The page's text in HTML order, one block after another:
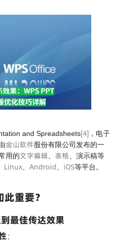
and Spreadsheets[4] ，电子
金山软件股份有限公司发布的一
用的文字编辑 表格 、演示稿等
Linux Android iOS等平台。
重要？
最佳传达效果
；